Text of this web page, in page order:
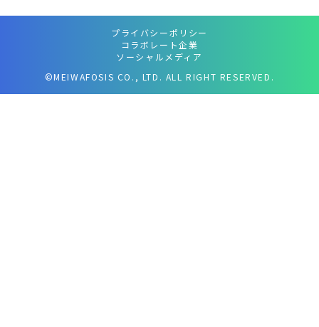
プライバシーポリシー
コラボレート企業
ソーシャルメディア
©MEIWAFOSIS CO., LTD. ALL RIGHT RESERVED.